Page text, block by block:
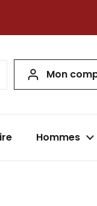
Mon
Hommes